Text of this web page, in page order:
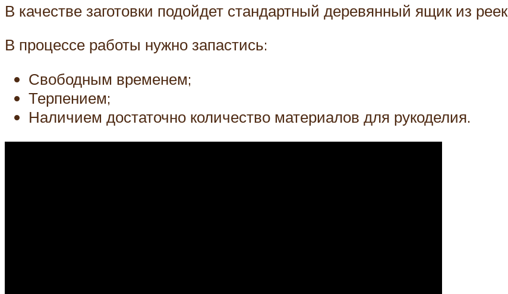
В качестве заготовки подойдет стандартный деревянный ящик из реек
В процессе работы нужно запастись:
Свободным временем;
Терпением;
Наличием достаточно количество материалов для рукоделия.